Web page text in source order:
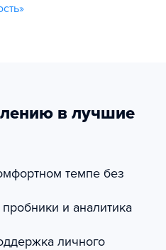
в лучшие
темпе без
и аналитика
личного